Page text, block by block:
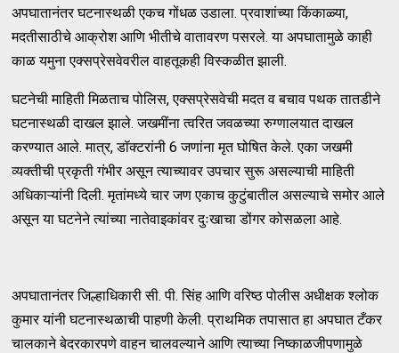
अपघातानंतर घटनास्थळी एकच गोंधळ उडाला. प्रवाशांच्या किंकाळ्या,
मदतीसाठीचे आक्रोश आणि भीतीचे वातावरण पसरले. या अपघातामुळे काही
काळ यमुना एक्सप्रेसवेवरील वाहतूकही विस्कळीत झाली.
घटनेची माहिती मिळताच पोलिस, एक्सप्रेसवेची मदत व बचाव पथक तातडीने
घटनास्थळी दाखल झाले. जखमींना त्वरित जवळच्या रुग्णालयात दाखल
करण्यात आले. मात्र, डॉक्टरांनी 6 जणांना मृत घोषित केले. एका जखमी
व्यक्तीची प्रकृती गंभीर असून त्याच्यावर उपचार सुरू असल्याची माहिती
अधिकाऱ्यांनी दिली. मृतांमध्ये चार जण एकाच कुटुंबातील असल्याचे समोर आले
असून या घटनेने त्यांच्या नातेवाइकांवर दुःखाचा डोंगर कोसळला आहे.
अपघातानंतर जिल्हाधिकारी सी. पी. सिंह आणि वरिष्ठ पोलीस अधीक्षक श्लोक
कुमार यांनी घटनास्थळाची पाहणी केली. प्राथमिक तपासात हा अपघात टँकर
चालकाने बेदरकारपणे वाहन चालवल्याने आणि त्याच्या निष्काळजीपणामुळे